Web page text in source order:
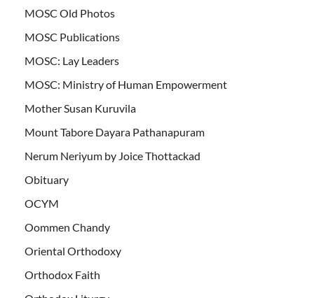
MOSC Old Photos
MOSC Publications
MOSC: Lay Leaders
MOSC: Ministry of Human Empowerment
Mother Susan Kuruvila
Mount Tabore Dayara Pathanapuram
Nerum Neriyum by Joice Thottackad
Obituary
OCYM
Oommen Chandy
Oriental Orthodoxy
Orthodox Faith